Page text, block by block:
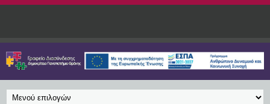
Παράκαμψη προς το κυρίως περιεχόμενο